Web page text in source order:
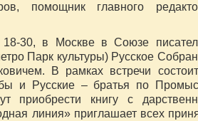
помощник главного
30, в Москве в Союзе
Парк культуры) Русское
В рамках встречи
и Русские – братья по
приобрести книгу с
линия» приглашает всех